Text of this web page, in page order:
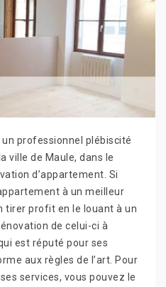
professionnel plébiscité
ville de Maule, dans le
d’appartement. Si
à un meilleur
tirer profit en le louant à un
de celui-ci à
est réputé pour ses
aux règles de l’art. Pour
services, vous pouvez le